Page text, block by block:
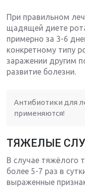
При правильном
щадящей диете
примерно за 3-6
конкретному типу
заражении другим
развитие болезни.
Антибиотики для
применяются!
ТЯЖЕЛЫЕ
В случае тяжёлого
более 5-7 раз в
выраженные